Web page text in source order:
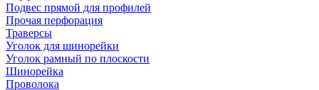
Подвес прямой для профилей
Прочая перфорация
Траверсы
Уголок для шинорейки
Уголок рамный по плоскости
Шинорейка
Проволока